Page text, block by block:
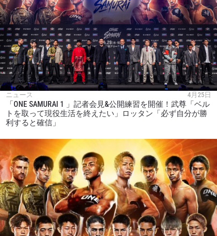
ニュース 4月25日
「ONE SAMURAI 1 」記者会見&公開練習を開催！武尊「ベル
トを取って現役生活を終えたい」ロッタン「必ず自分が勝
利すると確信」